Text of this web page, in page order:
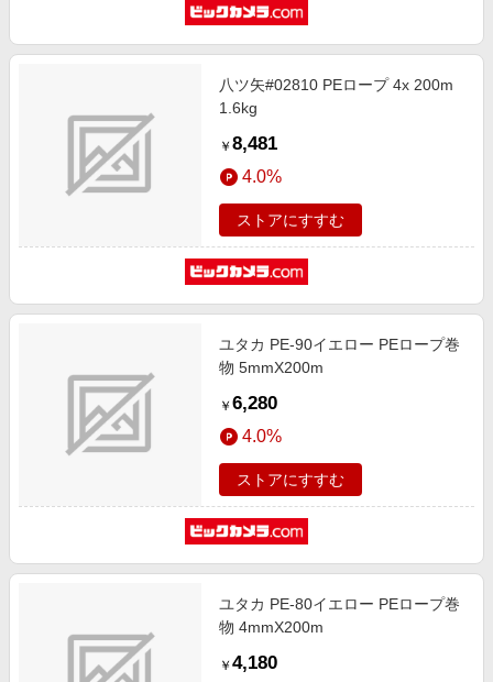
八ツ矢#02810 PEロープ 4x 200m
1.6kg
￥ 8,481
4.0%
ストアにすすむ
ユタカ PE-90イエロー PEロープ巻
物 5mmX200m
￥ 6,280
4.0%
ストアにすすむ
ユタカ PE-80イエロー PEロープ巻
物 4mmX200m
￥ 4,180